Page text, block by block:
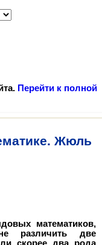
Перейти к полной
Жюль
математиков,
различить две